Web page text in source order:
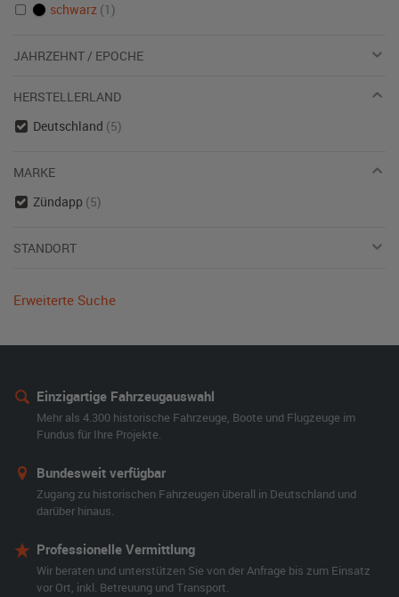
schwarz (1)
JAHRZEHNT / EPOCHE
HERSTELLERLAND
Deutschland (5)
MARKE
Zündapp (5)
STANDORT
Erweiterte Suche
Einzigartige Fahrzeugauswahl
Mehr als 4.300 historische Fahrzeuge, Boote und Flugzeuge im
Fundus für Ihre Projekte.
Bundesweit verfügbar
Zugang zu historischen Fahrzeugen überall in Deutschland und
darüber hinaus.
Professionelle Vermittlung
Wir beraten und unterstützen Sie von der Anfrage bis zum Einsatz
vor Ort, inkl. Betreuung und Transport.